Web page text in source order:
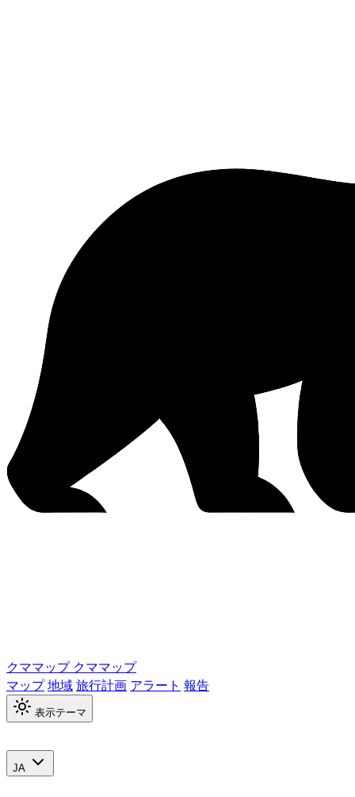
クママップ クママップ
マップ地域旅行計画 アラート 報告
表示テーマ
JA